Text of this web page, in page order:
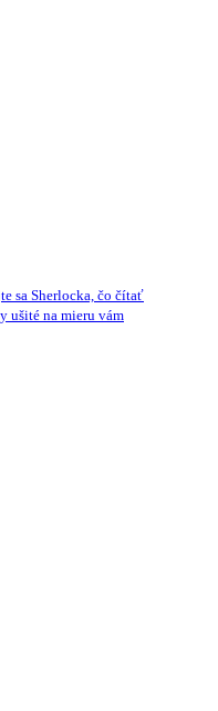
sa Sherlocka, čo čítať
ušité na mieru vám